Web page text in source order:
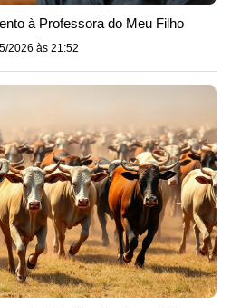
à Professora do Meu Filho
2026 às 21:52